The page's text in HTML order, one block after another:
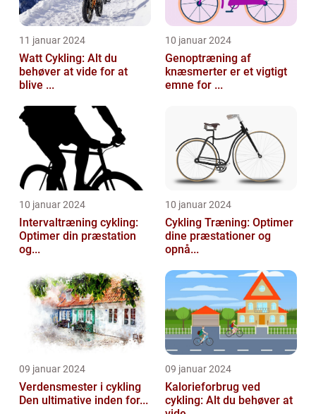
11 januar 2024
Watt Cykling: Alt du
behøver at vide for at
blive ...
10 januar 2024
Genoptræning af
knæsmerter er et vigtigt
emne for ...
10 januar 2024
Intervaltræning cykling:
Optimer din præstation
og...
10 januar 2024
Cykling Træning: Optimer
dine præstationer og
opnå...
09 januar 2024
Verdensmester i cykling
Den ultimative inden for...
09 januar 2024
Kalorieforbrug ved
cykling: Alt du behøver at